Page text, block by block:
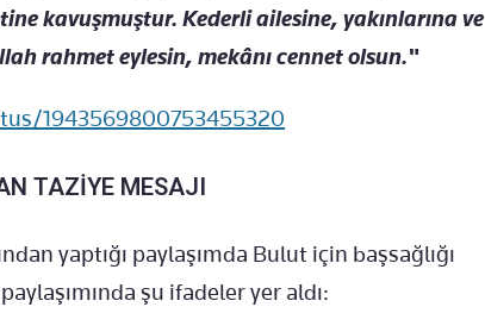
kavuşmuştur. Kederli ailesine, yakınlarına ve
rahmet eylesin, mekânı cennet olsun."
1943569800753455320
TAZİYE MESAJI
yaptığı paylaşımda Bulut için başsağlığı
şu ifadeler yer aldı: